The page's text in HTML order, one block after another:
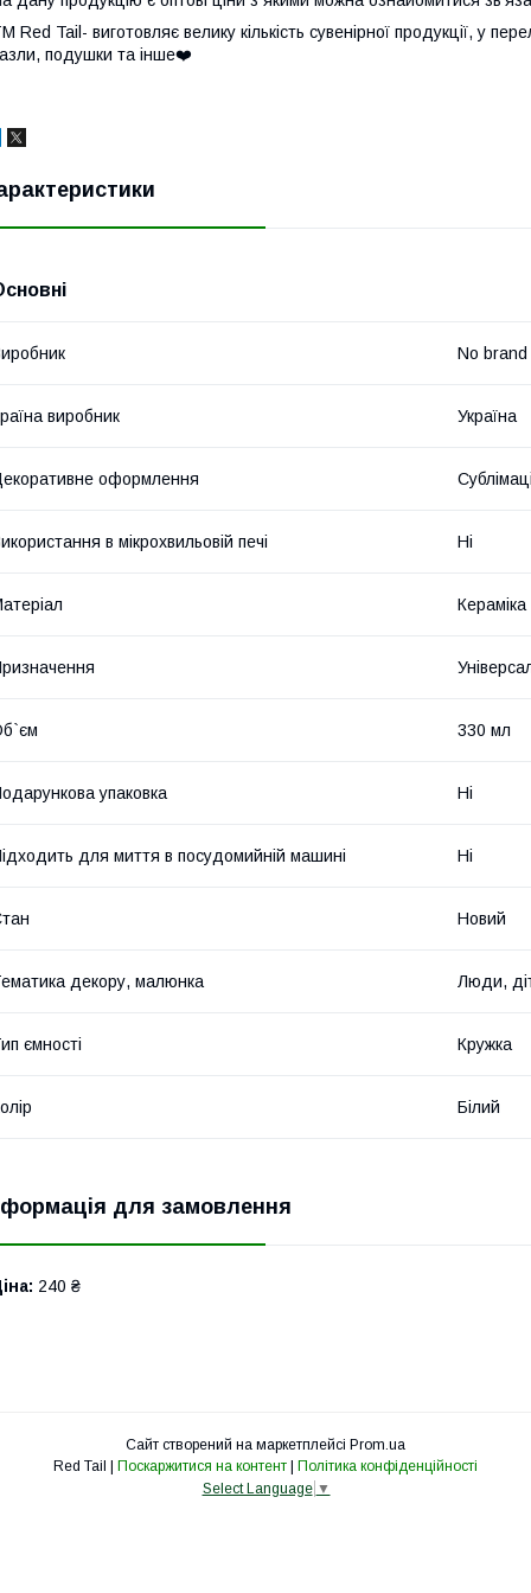
Red Tail- виготовляє велику кількість сувенірної продукції, у
подушки та інше❤️
No brand
виробник Україна
оформлення
в мікрохвильовій печі Ні
Кераміка
330 мл
упаковка Ні
для миття в посудомийній машині Ні
Новий
декору, малюнка Люди,
ємності Кружка
Білий
для замовлення
240 ₴
Сайт створений на маркетплейсі Prom.ua
Red Tail | Поскаржитися на контент | Політика конфіденційності
Select Language ▼